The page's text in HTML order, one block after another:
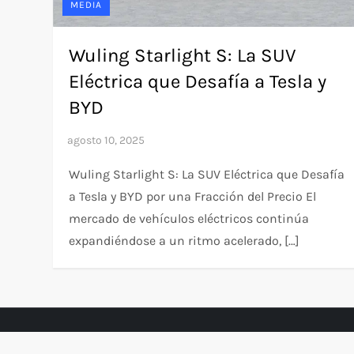
MEDIA
Wuling Starlight S: La SUV
Eléctrica que Desafía a Tesla y
BYD
Wuling Starlight S: La SUV Eléctrica que Desafía
a Tesla y BYD por una Fracción del Precio El
mercado de vehículos eléctricos continúa
expandiéndose a un ritmo acelerado, […]